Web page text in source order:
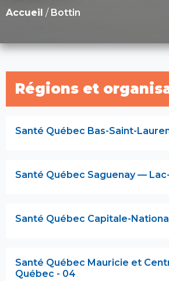
Accueil / Bottin
Régions et
Santé Québec Bas-Saint-
Santé Québec Saguenay —
Santé Québec Capitale-
Santé Québec Mauricie et
Québec - 04